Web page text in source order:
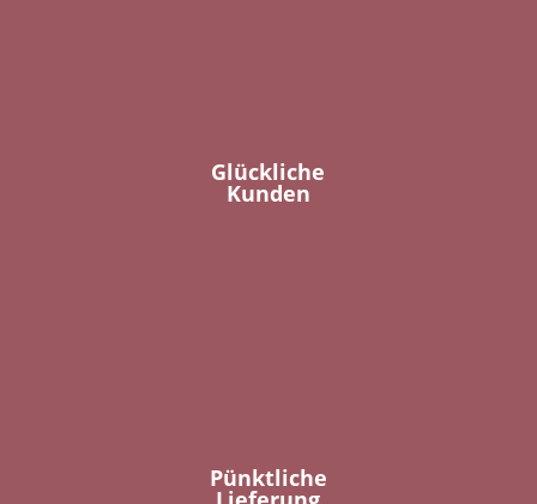
Glückliche
Kunden
Pünktliche